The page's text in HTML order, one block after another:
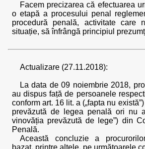
Facem precizarea că efectuarea
o etapă a procesului penal
procedură penală, activitate care
situație, să înfrângă principiul
Actualizare (27.11.2018):
La data de 09 noiembrie 2018,
au dispus față de persoanele
conform art. 16 lit. a („fapta nu
prevăzută de legea penală ori nu
vinovăția prevăzută de lege”) din
Penală.
Această concluzie a
bazat, printre altele, pe următoarele